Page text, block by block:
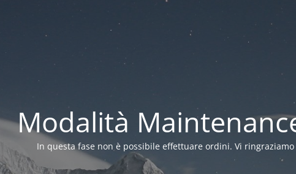
Modalità
In questa fase non è possibile effettuare ordini. Vi